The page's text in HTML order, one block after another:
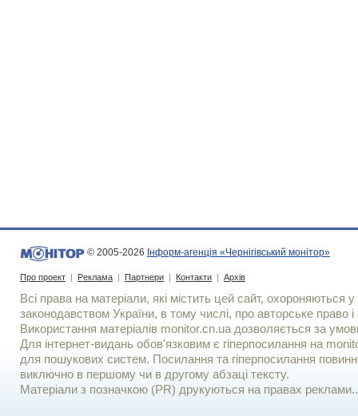
© 2005-2026 Інформ-агенція «Чернігівський монітор»
Про проект | Реклама | Партнери | Контакти | Архів
Всі права на матеріали, які містить цей сайт, охороняються у
законодавством України, в тому числі, про авторське право і
Використання матерiалiв monitor.cn.ua дозволяється за
Для iнтернет-видань обов'язковим є гiперпосилання на
для пошукових систем. Посилання та гіперпосилання
виключно в першому чи в другому абзаці тексту.
Матеріали з позначкою (PR) друкуються на правах реклами..